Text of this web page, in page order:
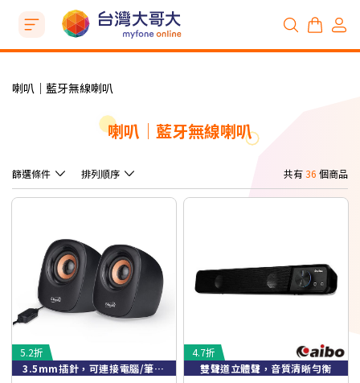
喇叭│藍牙無線喇叭
喇叭│藍牙無線喇叭
篩選條件 排列順序 共有36 個商品
5.2折
3.5mm插針，可連接電腦/筆電/平板
4.7折
雙聲道立體聲，音質清晰勻衡